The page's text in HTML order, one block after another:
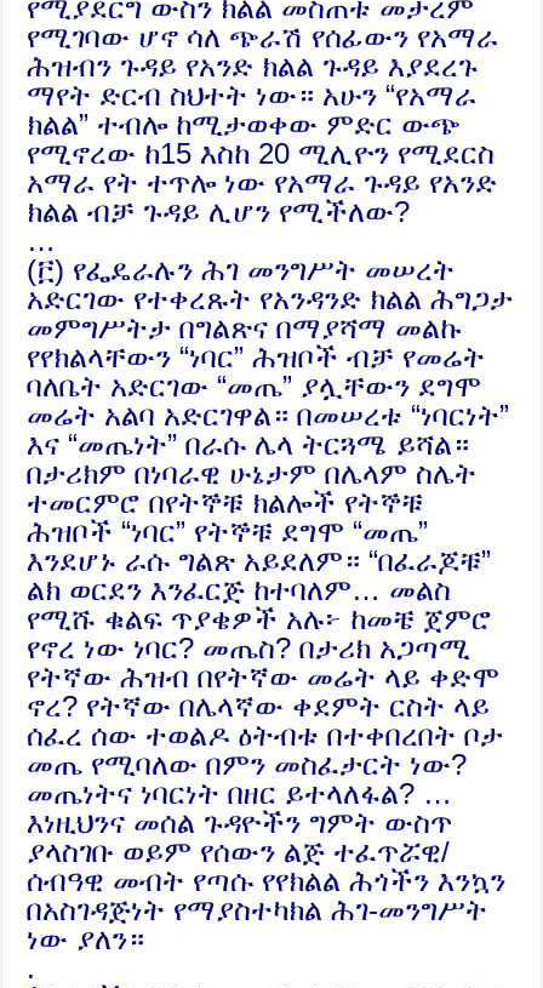
የሚያደርግ ውስን ክልል መስጠቱ መታረም
የሚገባው ሆኖ ሳለ ጭራሽ የሰፊውን የአማራ
ሕዝብን ጉዳይ የአንድ ክልል ጉዳይ እያደረጉ
ማየት ድርብ ስህተት ነው። አሁን “የአማራ
ክልል” ተብሎ ከሚታወቀው ምድር ውጭ
የሚኖረው ከ15 እስከ 20 ሚሊዮን የሚደርስ
አማራ የት ተጥሎ ነው የአማራ ጉዳይ የአንድ
ክልል ብቻ ጉዳይ ሊሆን የሚችለው?
…
(፫) የፌዴራሉን ሕገ መንግሥት መሠረት
አድርገው የተቀረጹት የአንዳንድ ክልል ሕግጋታ
መምግሥትታ በግልጽና በማያሻማ መልኩ
የየክልላቸውን “ነባር” ሕዝቦች ብቻ የመሬት
ባለቤት አድርገው “መጤ” ያሏቸውን ደግሞ
መሬት አልባ አድርገዋል። በመሠረቱ “ነባርነት”
እና “መጤነት” በራሱ ሌላ ትርጓሜ ይሻል።
በታሪክም በነባራዊ ሁኔታም በሌላም ስሌት
ተመርምሮ በየትኞቹ ክልሎች የትኞቹ
ሕዝቦች “ነባር” የትኞቹ ደግሞ “መጤ”
እንደሆኑ ራሱ ግልጽ አይደለም። “በፈራጆቹ”
ልክ ወርደን እንፈርጅ ከተባለም… መልስ
የሚሹ ቁልፍ ጥያቄዎች አሉ፦ ከመቼ ጀምሮ
የኖረ ነው ነባር? መጤስ? በታሪክ አጋጣሚ
የትኛው ሕዝብ በየትኛው መሬት ላይ ቀድሞ
ኖረ? የትኛው በሌላኛው ቀደምት ርስት ላይ
ሰፈረ ሰው ተወልዶ ዕትብቱ በተቀበረበት ቦታ
መጤ የሚባለው በምን መስፈታርት ነው?
መጤነትና ነባርነት በዘር ይተላለፋል? …
እነዚህንና መሰል ጉዳዮችን ግምት ውስጥ
ያላስገቡ ወይም የሰውን ልጅ ተፈጥሯዊ/
ሰብዓዊ መብት የጣሱ የየክልል ሕጎችን እንኳን
በአስገዳጅነት የማያስተካክል ሕገ-መንግሥት
ነው ያለን።
.